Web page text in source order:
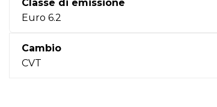
Classe di emissione
Euro 6.2
Cambio
CVT